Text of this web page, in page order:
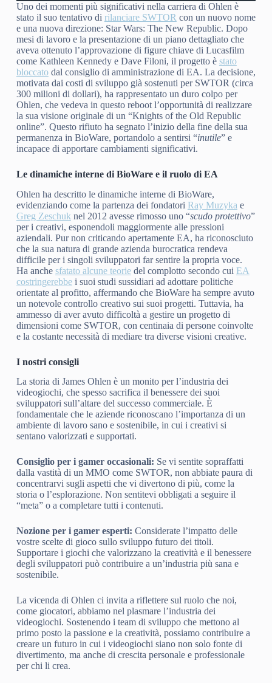
Uno dei momenti più significativi nella carriera di Ohlen è
stato il suo tentativo di rilanciare SWTOR con un nuovo nome
e una nuova direzione: Star Wars: The New Republic. Dopo
mesi di lavoro e la presentazione di un piano dettagliato che
aveva ottenuto l’approvazione di figure chiave di Lucasfilm
come Kathleen Kennedy e Dave Filoni, il progetto è stato
bloccatodal consiglio di amministrazione di EA. La decisione,
motivata dai costi di sviluppo già sostenuti per SWTOR (circa
300 milioni di dollari), ha rappresentato un duro colpo per
Ohlen, che vedeva in questo reboot l’opportunità di realizzare
la sua visione originale di un “Knights of the Old Republic
online”. Questo rifiuto ha segnato l’inizio della fine della sua
permanenza in BioWare, portandolo a sentirsi “inutile” e
incapace di apportare cambiamenti significativi.
Le dinamiche interne di BioWare e il ruolo di EA
Ohlen ha descritto le dinamiche interne di BioWare,
evidenziando come la partenza dei fondatori Ray Muzyka e
Greg Zeschuk nel 2012 avesse rimosso uno “scudo protettivo”
per i creativi, esponendoli maggiormente alle pressioni
aziendali. Pur non criticando apertamente EA, ha riconosciuto
che la sua natura di grande azienda burocratica rendeva
difficile per i singoli sviluppatori far sentire la propria voce.
Ha anche sfatato alcune teoriedel complotto secondo cui EA
costringerebbei suoi studi sussidiari ad adottare politiche
orientate al profitto, affermando che BioWare ha sempre avuto
un notevole controllo creativo sui suoi progetti. Tuttavia, ha
ammesso di aver avuto difficoltà a gestire un progetto di
dimensioni come SWTOR, con centinaia di persone coinvolte
e la costante necessità di mediare tra diverse visioni creative.
I nostri consigli
La storia di James Ohlen è un monito per l’industria dei
videogiochi, che spesso sacrifica il benessere dei suoi
sviluppatori sull’altare del successo commerciale. È
fondamentale che le aziende riconoscano l’importanza di un
ambiente di lavoro sano e sostenibile, in cui i creativi si
sentano valorizzati e supportati.
Consiglio per i gamer occasionali: Se vi sentite sopraffatti
dalla vastità di un MMO come SWTOR, non abbiate paura di
concentrarvi sugli aspetti che vi divertono di più, come la
storia o l’esplorazione. Non sentitevi obbligati a seguire il
“meta” o a completare tutti i contenuti.
Nozione per i gamer esperti: Considerate l’impatto delle
vostre scelte di gioco sullo sviluppo futuro dei titoli.
Supportare i giochi che valorizzano la creatività e il benessere
degli sviluppatori può contribuire a un’industria più sana e
sostenibile.
La vicenda di Ohlen ci invita a riflettere sul ruolo che noi,
come giocatori, abbiamo nel plasmare l’industria dei
videogiochi. Sostenendo i team di sviluppo che mettono al
primo posto la passione e la creatività, possiamo contribuire a
creare un futuro in cui i videogiochi siano non solo fonte di
divertimento, ma anche di crescita personale e professionale
per chi li crea.